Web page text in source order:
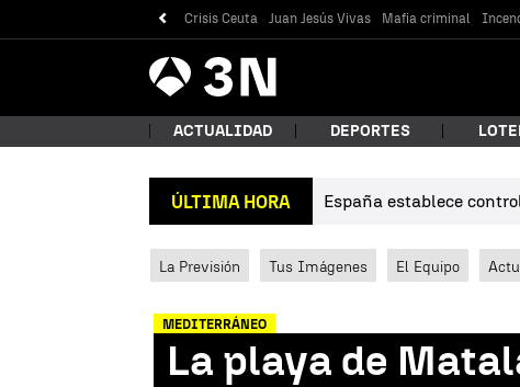
Crisis Ceuta Juan Jesús Vivas Mafia criminal
Antena
3 Noticias
¿Qué
ACTUALIDAD DEPORTES
ÚLTIMA HORA España establece
La Previsión Tus Imágenes El Equipo
MEDITERRÁNEO
La playa de